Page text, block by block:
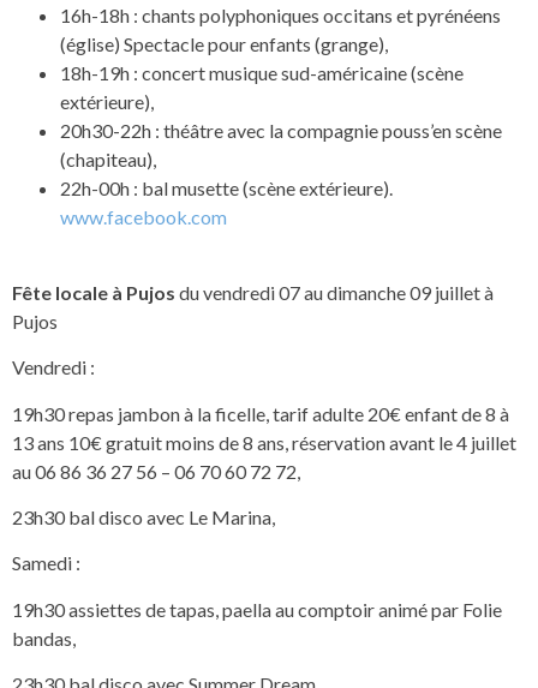
16h-18h : chants polyphoniques occitans et pyrénéens
(église) Spectacle pour enfants (grange),
18h-19h : concert musique sud-américaine (scène
extérieure),
20h30-22h : théâtre avec la compagnie pouss’en scène
(chapiteau),
22h-00h : bal musette (scène extérieure).
www.facebook.com
Fête locale à Pujos du vendredi 07 au dimanche 09 juillet à
Pujos
Vendredi :
19h30 repas jambon à la ficelle, tarif adulte 20€ enfant de 8 à
13 ans 10€ gratuit moins de 8 ans, réservation avant le 4 juillet
au 06 86 36 27 56 – 06 70 60 72 72,
23h30 bal disco avec Le Marina,
Samedi :
19h30 assiettes de tapas, paella au comptoir animé par Folie
bandas,